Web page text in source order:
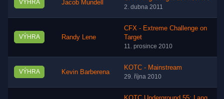
VÝHRA Jacob Mundell
2. dubna 2011
VÝHRA Randy Lene
CFX - Extreme Challenge on
Target
11. prosince 2010
VÝHRA Kevin Barberena
KOTC - Mainstream
29. října 2010